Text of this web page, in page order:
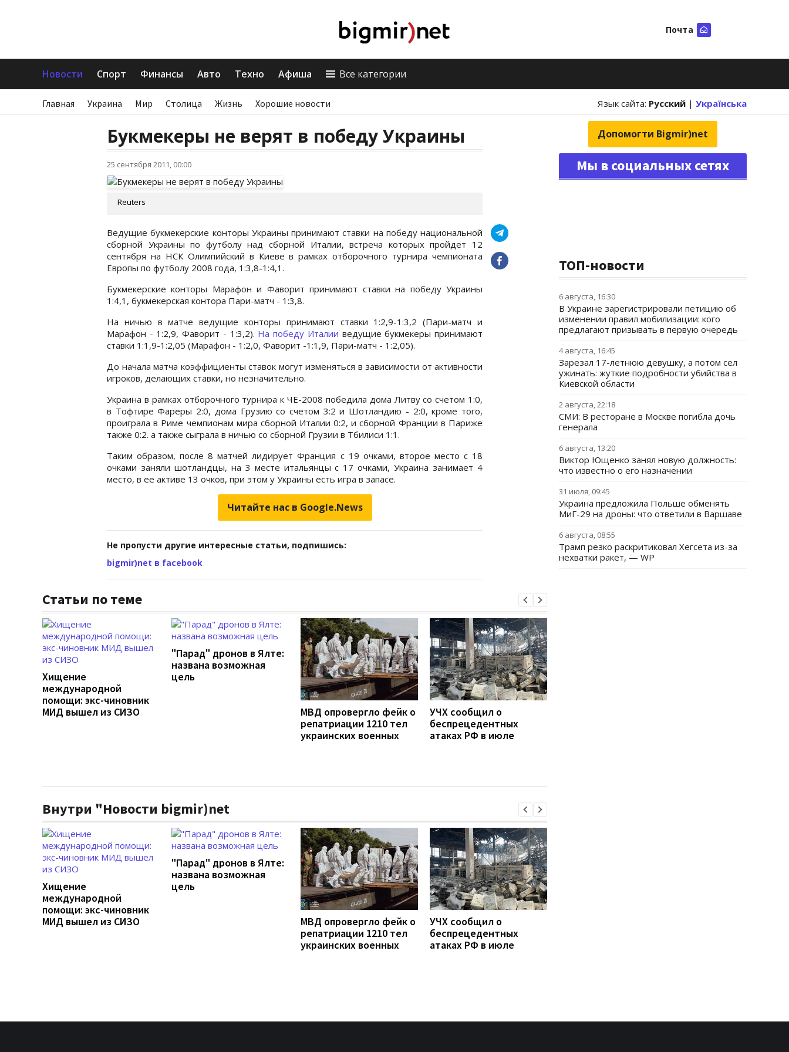
Почта
Новости Спорт Финансы Авто Техно Афиша Все категории
Главная Украина Мир Столица Жизнь Хорошие новости Язык сайта: Русский | Українська
Букмекеры не верят в победу Украины
25 сентября 2011, 00:00
Reuters
Ведущие букмекерские конторы Украины принимают ставки на победу национальной
сборной Украины по футболу над сборной Италии, встреча которых пройдет 12
сентября на НСК Олимпийский в Киеве в рамках отборочного турнира чемпионата
Европы по футболу 2008 года, 1:3,8-1:4,1.
Букмекерские конторы Марафон и Фаворит принимают ставки на победу Украины
1:4,1, букмекерская контора Пари-матч - 1:3,8.
На ничью в матче ведущие конторы принимают ставки 1:2,9-1:3,2 (Пари-матч и
Марафон - 1:2,9, Фаворит - 1:3,2). На победу Италии ведущие букмекеры принимают
ставки 1:1,9-1:2,05 (Марафон - 1:2,0, Фаворит -1:1,9, Пари-матч - 1:2,05).
До начала матча коэффициенты ставок могут изменяться в зависимости от активности
игроков, делающих ставки, но незначительно.
Украина в рамках отборочного турнира к ЧЕ-2008 победила дома Литву со счетом 1:0,
в Тофтире Фареры 2:0, дома Грузию со счетом 3:2 и Шотландию - 2:0, кроме того,
проиграла в Риме чемпионам мира сборной Италии 0:2, и сборной Франции в Париже
также 0:2. а также сыграла в ничью со сборной Грузии в Тбилиси 1:1.
Таким образом, после 8 матчей лидирует Франция с 19 очками, второе место с 18
очками заняли шотландцы, на 3 месте итальянцы с 17 очками, Украина занимает 4
место, в ее активе 13 очков, при этом у Украины есть игра в запасе.
Читайте нас в Google.News
Не пропусти другие интересные статьи, подпишись:
bigmir)net в facebook
Статьи по теме
Хищение
международной
помощи: экс-чиновник
МИД вышел из СИЗО
"Парад" дронов в Ялте:
названа возможная
цель
МВД опровергло фейк о
репатриации 1210 тел
украинских военных
УЧХ сообщил о
беспрецедентных
атаках РФ в июле
Внутри "Новости bigmir)net
Хищение
международной
помощи: экс-чиновник
МИД вышел из СИЗО
"Парад" дронов в Ялте:
названа возможная
цель
МВД опровергло фейк о
репатриации 1210 тел
украинских военных
УЧХ сообщил о
беспрецедентных
атаках РФ в июле
Допомогти Bigmir)net
Мы в социальных сетях
ТОП-новости
6 августа, 16:30
В Украине зарегистрировали петицию об
изменении правил мобилизации: кого
предлагают призывать в первую очередь
4 августа, 16:45
Зарезал 17-летнюю девушку, а потом сел
ужинать: жуткие подробности убийства в
Киевской области
2 августа, 22:18
СМИ: В ресторане в Москве погибла дочь
генерала
6 августа, 13:20
Виктор Ющенко занял новую должность:
что известно о его назначении
31 июля, 09:45
Украина предложила Польше обменять
МиГ-29 на дроны: что ответили в Варшаве
6 августа, 08:55
Трамп резко раскритиковал Хегсета из-за
нехватки ракет, — WP